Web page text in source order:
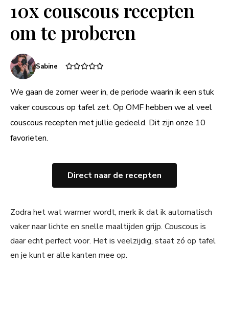
10x couscous recepten
om te proberen
Sabine
We gaan de zomer weer in, de periode waarin ik een stuk
vaker couscous op tafel zet. Op OMF hebben we al veel
couscous recepten met jullie gedeeld. Dit zijn onze 10
favorieten.
Direct naar de recepten
Zodra het wat warmer wordt, merk ik dat ik automatisch
vaker naar lichte en snelle maaltijden grijp. Couscous is
daar echt perfect voor. Het is veelzijdig, staat zó op tafel
en je kunt er alle kanten mee op.